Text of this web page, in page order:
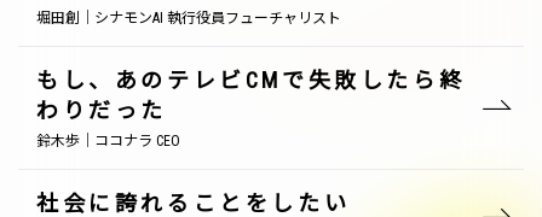
堀田創｜シナモンAI 執行役員フューチャリスト
もし、あのテレビCMで失敗したら終
わりだった
鈴木歩｜ココナラ CEO
社会に誇れることをしたい